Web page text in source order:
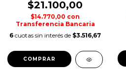
$21.100,00
$14.770,00 con
Transferencia Bancaria
6 cuotas sin interés de $3.516,67
COMPRAR